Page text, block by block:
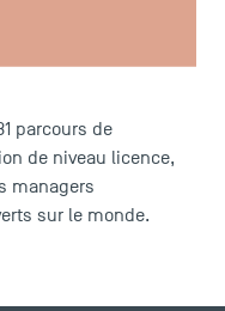
parcours de
de niveau licence,
managers
sur le monde.